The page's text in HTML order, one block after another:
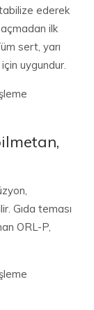
ederek
ilk
sert, yarı
uygundur.
Gıda teması
ORL-P,